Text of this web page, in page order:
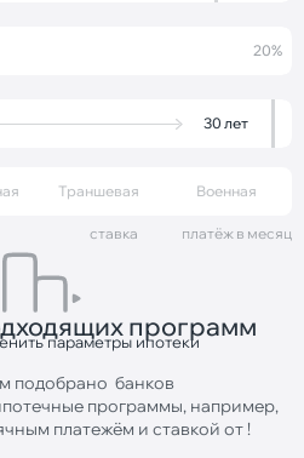
20%
30 лет
подобрано банков
программы, например,
платежём и ставкой от !
Траншевая Военная
cтавка платёж в месяц
программ
параметры ипотеки